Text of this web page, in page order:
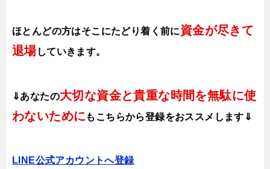
ほとんどの方はそこにたどり着く前に資金が尽きて
退場していきます。
⇓あなたの大切な資金と貴重な時間を無駄に使
わないために も こちらから登録をおススメします⇓
LINE公式アカウントへ登録